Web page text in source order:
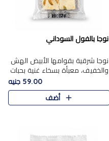
نوجا بالفول السوداني
نوجا شرقية بقوامها الأبيض الهش
والخفيف، معبأة بسخاء غنية بحبات
الفول السوداني المحمص التي
يقدم تضيف قرمشة مميزة مرضية
وتوازنًا رائعًا مع حلا..
59.00 جنيه
أضف